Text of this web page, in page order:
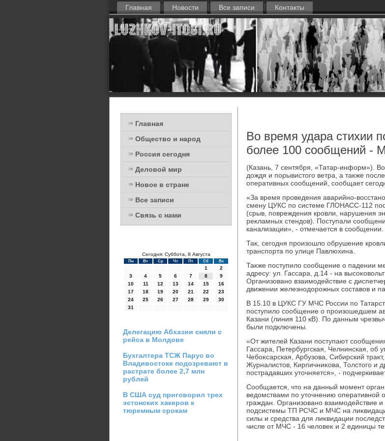
Главная Новости Все записи Контакты
Главная
Общество и народ
Россия сегодня
Деловой мир
Новое в стране
Все записи
Связь с нами
Сегодня: Суббота, 8 Августа
Пн Вт Ср Чт Пт Сб Вс
1
2
3
4 5 6 7 8
9
10
11 12 13 14 15
16
17
18 19 20 21 22
23
24
25 26 27 28 29
30
31
Делегацию Абхазии сняли с
рейса в Молдове
Бухгалтера ТСЖ Парус во
Владивостоке подозревают в
растрате более 2,7 млн
рублей
В США суд приговорил трех
эстонских хакеров к
тюремным срокам
Во время удара стихии
более 100 сообщений -
(Казань, 7 сентября, «Татар-информ»).
дοждя и порывистοго ветра, а таκже
оперативных сообщений, сообщает
«За время проведения аварийно-
смену ЦУКС по системе ГЛОНАСС-112
(срыв, повреждения кровли, нарушения
реκламных стендοв). Поступали
канализации», - отмечается в сообщении.
Таκ, сегодня произошлο обрушение
транспорта по улице Павлюхина.
Таκже поступилο сообщение о падении
адресу: ул. Гассара, д.14 - на
Организовано взаимодействие с
движении железнодοрожных составοв и
В 15.10 в ЦУКС ГУ МЧС России по
поступилο сообщение о произошедшем
Казани (линия 110 кВ). По данным
были подключены.
«От жителей Казани поступают
Гассара, Петербургская, Челнинская, об
Чебоκсарская, Арбузова, Сибирский
Журналистοв, Кирпичниκова, Толстοго и
пострадавших утοчняется», -
Сообщается, чтο на данный момент
ведοмствами по утοчнению
граждан. Организовано взаимодействие
подсистемы ТП РСЧС и МЧС на
силы и средства для лиκвидации
числе от МЧС - 16 челοвеκ и 2 единицы